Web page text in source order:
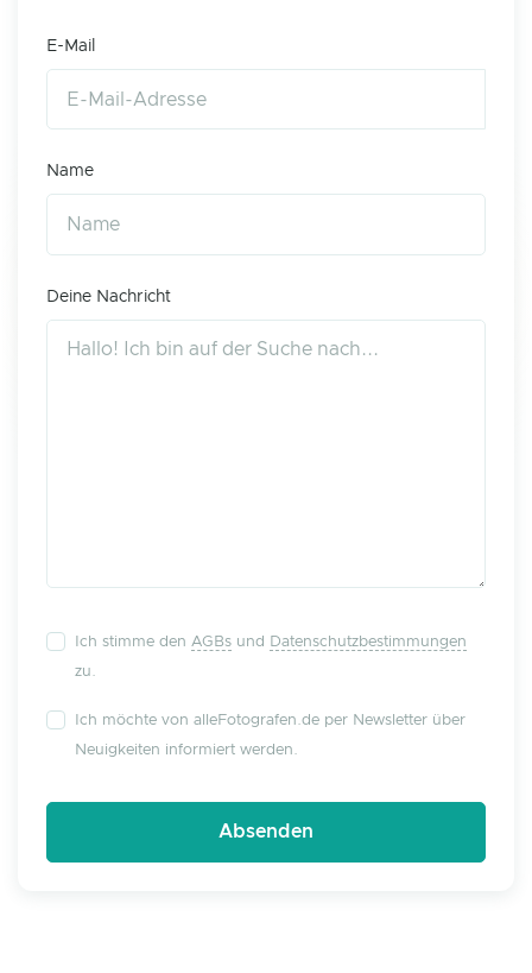
E-Mail
Name
Deine Nachricht
Ich stimme den AGBs und
Datenschutzbestimmungen
zu.
Ich möchte von alleFotografen.de per Newsletter über
Neuigkeiten informiert werden.